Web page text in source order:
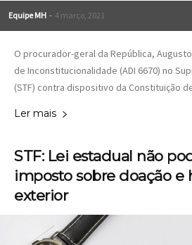
Equipe MH - 4 março, 2021
O procurador-geral da República,
de Inconstitucionalidade (ADI 6670) no
(STF) contra dispositivo da Constituição
Ler mais
STF: Lei estadual não
imposto sobre doação e
exterior